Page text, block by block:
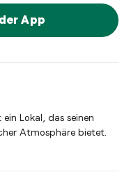
App
Lokal, das seinen
Atmosphäre bietet.